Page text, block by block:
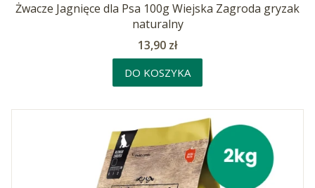
Żwacze Jagnięce dla Psa 100g Wiejska Zagroda gryzak
naturalny
Cena
13,90 zł
DO KOSZYKA